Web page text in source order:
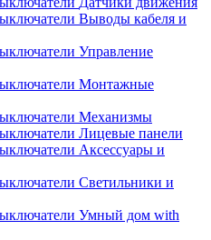
Выводы кабеля и
Управление
Монтажные
Механизмы
Лицевые панели
Аксессуары и
Светильники и
Умный дом with